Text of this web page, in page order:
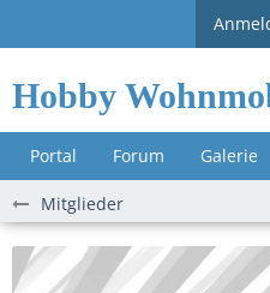
Hobby
Portal Forum Galerie
Mitglieder